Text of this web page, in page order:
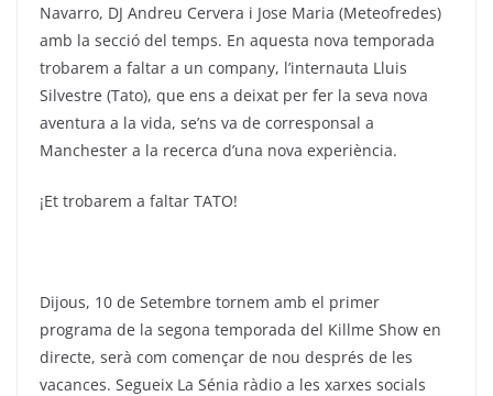
Navarro, DJ Andreu Cervera i Jose Maria (Meteofredes)
amb la secció del temps. En aquesta nova temporada
trobarem a faltar a un company, l’internauta Lluis
Silvestre (Tato), que ens a deixat per fer la seva nova
aventura a la vida, se’ns va de corresponsal a
Manchester a la recerca d’una nova experiència.
¡Et trobarem a faltar TATO!
Dijous, 10 de Setembre tornem amb el primer
programa de la segona temporada del Killme Show en
directe, serà com començar de nou després de les
vacances. Segueix La Sénia ràdio a les xarxes socials